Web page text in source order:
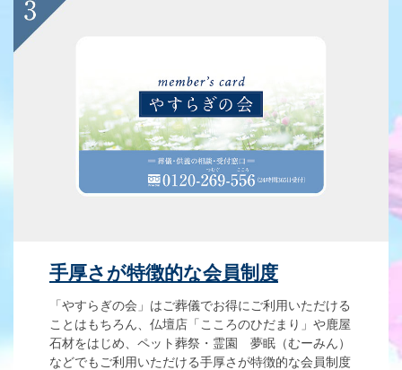
手厚さが特徴的な会員制度
「やすらぎの会」はご葬儀でお得にご利用いただける
ことはもちろん、仏壇店「こころのひだまり」や鹿屋
石材をはじめ、ペット葬祭・霊園 夢眠（むーみん）
などでもご利用いただける手厚さが特徴的な会員制度